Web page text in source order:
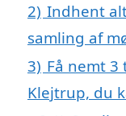
2) Indhent
samling af
3) Få nemt
Klejtrup, du